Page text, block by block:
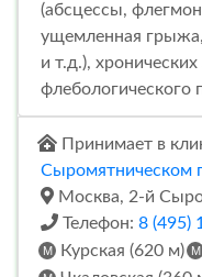
(абсцессы,
ущемленная
и т.д.),
флебологического
Принимает в
Сыромятническом
Москва, 2-й
Телефон: 8 (495)
Курская (620 м)